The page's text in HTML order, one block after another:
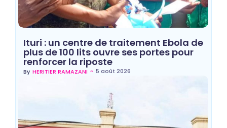
Ituri : un centre de traitement Ebola de
plus de 100 lits ouvre ses portes pour
renforcer la riposte
By HERITIER RAMAZANI ~ 5 août 2026